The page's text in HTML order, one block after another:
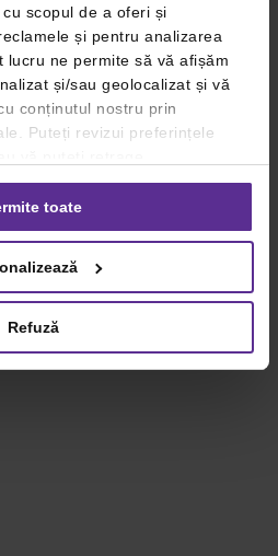
scopul de a oferi și
și pentru analizarea
lucru ne permite să vă afișăm
și/sau geolocalizat și vă
conținutul nostru prin
Puteți revizui preferințele
click pe linkul către
cookie.Detalii
toate
Refuză